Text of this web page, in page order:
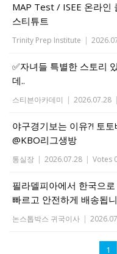
MAP Test / ISEE 온라인
스티튜트
Trinity Prep Institute |
✅자녀들 특별한 스토리
데..
스티븐아카데미 | 2026.07.28 |
야구경기보는 이유?! 토
@KBO리그생방
통실장 | 2026.07.28 | Votes
필라델피아에서 한국으
빠르고 안전하게 배송됩
논스톱박스 귀국이사 |
1